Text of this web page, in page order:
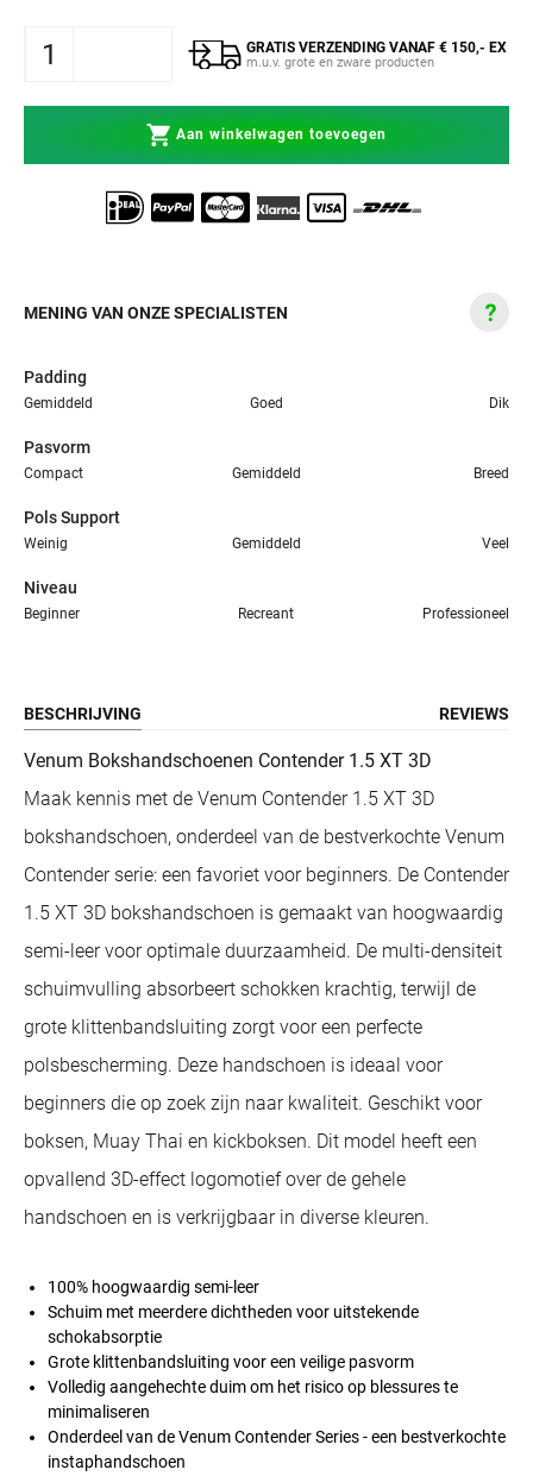
GRATIS VERZENDING VANAF € 150,- EX
m.u.v. grote en zware producten
Aan winkelwagen toevoegen
MENING VAN ONZE SPECIALISTEN
Padding
Gemiddeld Goed Dik
Pasvorm
Compact Gemiddeld Breed
Pols Support
Weinig Gemiddeld Veel
Niveau
Beginner Recreant Professioneel
BESCHRIJVING REVIEWS
Venum Bokshandschoenen Contender 1.5 XT 3D
Maak kennis met de Venum Contender 1.5 XT 3D
bokshandschoen, onderdeel van de bestverkochte Venum
Contender serie: een favoriet voor beginners. De Contender
1.5 XT 3D bokshandschoen is gemaakt van hoogwaardig
semi-leer voor optimale duurzaamheid. De multi-densiteit
schuimvulling absorbeert schokken krachtig, terwijl de
grote klittenbandsluiting zorgt voor een perfecte
polsbescherming. Deze handschoen is ideaal voor
beginners die op zoek zijn naar kwaliteit. Geschikt voor
boksen, Muay Thai en kickboksen. Dit model heeft een
opvallend 3D-effect logomotief over de gehele
handschoen en is verkrijgbaar in diverse kleuren.
100% hoogwaardig semi-leer
Schuim met meerdere dichtheden voor uitstekende
schokabsorptie
Grote klittenbandsluiting voor een veilige pasvorm
Volledig aangehechte duim om het risico op blessures te
minimaliseren
Onderdeel van de Venum Contender Series - een bestverkochte
instaphandschoen